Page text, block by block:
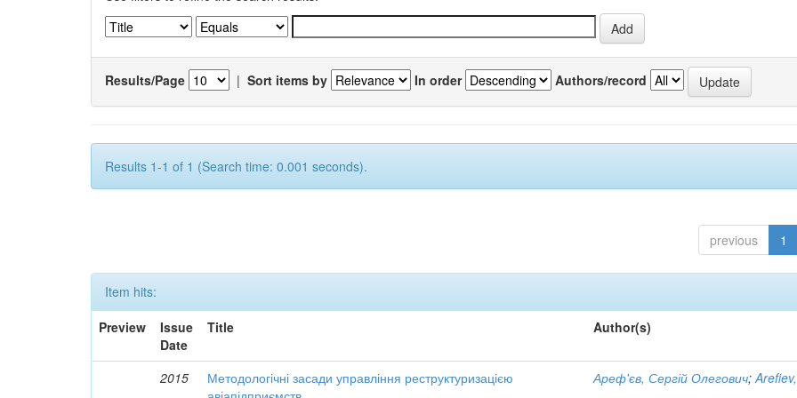
Results/Page | Sort items by In order Authors/record
Results 1-1 of 1 (Search time: 0.001 seconds).
previous 1
Item hits:
Preview
Issue
Date
Title Author(s)
2015
Методологічні засади управління реструктуризацією
Ареф'єв, Сергій Олегович;